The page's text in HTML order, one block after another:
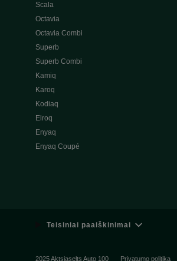
Scala
Octavia
Octavia Combi
Superb
Superb Combi
Kamiq
Karoq
Kodiaq
Elroq
Enyaq
Enyaq Coupé
Teisiniai paaiškinimai
2025 Aktsiaselts Auto 100 Privatumo politika